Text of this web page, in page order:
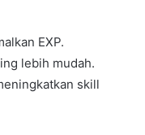
EXP.
lebih mudah.
skill